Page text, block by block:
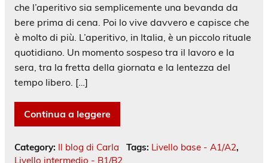
che l’aperitivo sia semplicemente una bevanda da
bere prima di cena. Poi lo vive davvero e capisce che
è molto di più. L’aperitivo, in Italia, è un piccolo rituale
quotidiano. Un momento sospeso tra il lavoro e la
sera, tra la fretta della giornata e la lentezza del
tempo libero. […]
Continua a leggere
Category: Il blog di Carla Tags: Livello base - A1/A2,
Livello intermedio - B1/B2